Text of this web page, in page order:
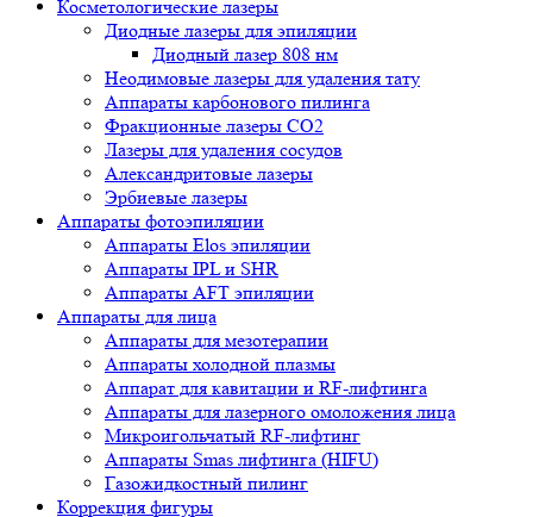
Косметологические лазеры
Диодные лазеры для эпиляции
Диодный лазер 808 нм
Неодимовые лазеры для удаления тату
Аппараты карбонового пилинга
Фракционные лазеры CO2
Лазеры для удаления сосудов
Александритовые лазеры
Эрбиевые лазеры
Аппараты фотоэпиляции
Аппараты Elos эпиляции
Аппараты IPL и SHR
Аппараты AFT эпиляции
Аппараты для лица
Аппараты для мезотерапии
Аппараты холодной плазмы
Аппарат для кавитации и RF-лифтинга
Аппараты для лазерного омоложения лица
Микроигольчатый RF-лифтинг
Аппараты Smas лифтинга (HIFU)
Газожидкостный пилинг
Коррекция фигуры